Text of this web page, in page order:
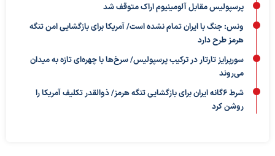
پرسپولیس مقابل آلومینیوم اراک متوقف شد
ونس: جنگ با ایران تمام نشده است/ آمریکا برای بازگشایی امن تنگه
هرمز طرح دارد
سورپرایز تارتار در ترکیب پرسپولیس/ سرخ‌ها با چهره‌ای تازه به میدان
می‌روند
شرط ۶گانه ایران برای بازگشایی تنگه هرمز/ ذوالقدر تکلیف آمریکا را
روشن کرد